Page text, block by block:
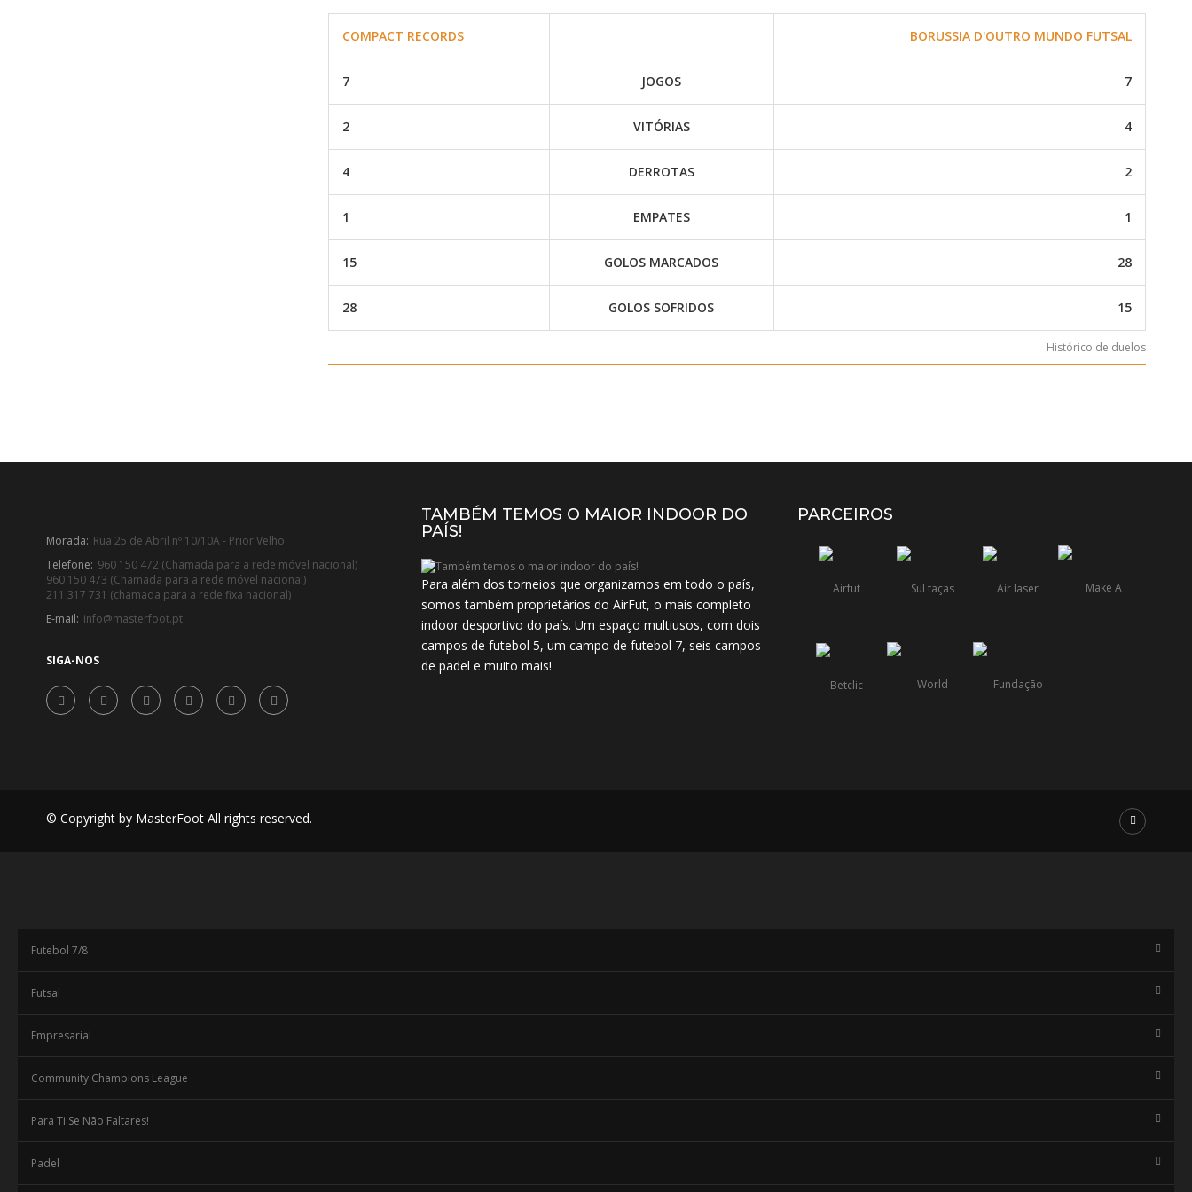
COMPACT RECORDS BORUSSIA D'OUTRO MUNDO FUTSAL
7 JOGOS 7
2 VITÓRIAS 4
4 DERROTAS 2
1 EMPATES 1
15 GOLOS MARCADOS 28
28 GOLOS SOFRIDOS 15
Histórico de duelos
Morada: Rua 25 de Abril nº 10/10A - Prior Velho
Telefone: 960 150 472 (Chamada para a rede móvel nacional)
960 150 473 (Chamada para a rede móvel nacional)
211 317 731 (chamada para a rede fixa nacional)
E-mail: info@masterfoot.pt
SIGA-NOS
TAMBÉM TEMOS O MAIOR INDOOR DO
PAÍS!
Para além dos torneios que organizamos em todo o país,
somos também proprietários do AirFut, o mais completo
indoor desportivo do país. Um espaço multiusos, com dois
campos de futebol 5, um campo de futebol 7, seis campos
de padel e muito mais!
PARCEIROS
© Copyright by MasterFoot All rights reserved.
Futebol 7/8
Futsal
Empresarial
Community Champions League
Para Ti Se Não Faltares!
Padel